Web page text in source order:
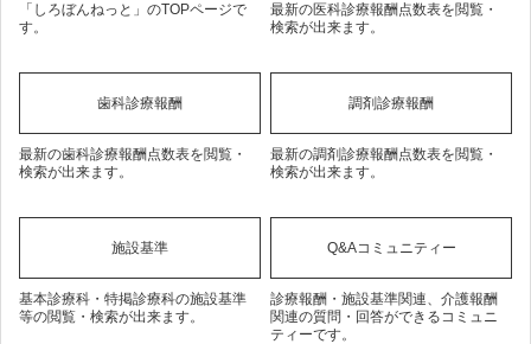
「しろぼんねっと」のTOPページで
す。
最新の医科診療報酬点数表を閲覧・
検索が出来ます。
歯科診療報酬
最新の歯科診療報酬点数表を閲覧・
検索が出来ます。
調剤診療報酬
最新の調剤診療報酬点数表を閲覧・
検索が出来ます。
施設基準
基本診療科・特掲診療科の施設基準
等の閲覧・検索が出来ます。
Q&Aコミュニティー
診療報酬・施設基準関連、介護報酬
関連の質問・回答ができるコミュニ
ティーです。